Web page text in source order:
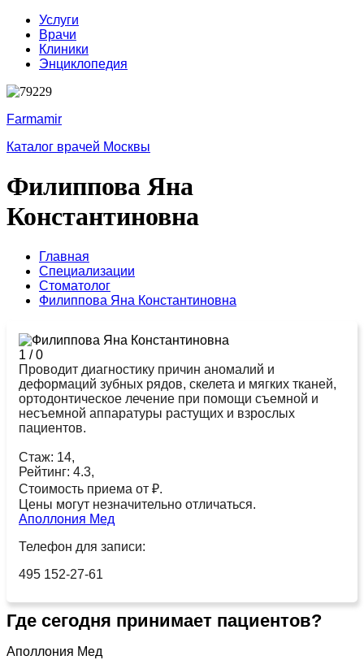
Услуги
Врачи
Клиники
Энциклопедия
Farmamir
Каталог врачей Москвы
Филиппова Яна
Константиновна
Главная
Специализации
Стоматолог
Филиппова Яна Константиновна
1 /0
Проводит диагностику причин аномалий и
деформаций зубных рядов, скелета и мягких тканей,
ортодонтическое лечение при помощи съемной и
несъемной аппаратуры растущих и взрослых
пациентов.
Стаж: 14,
Рейтинг: 4.3,
Стоимость приема от ₽.
Цены могут незначительно отличаться.
Аполлония Мед
Телефон для записи:
495 152-27-61
Где сегодня принимает пациентов?
Аполлония Мед